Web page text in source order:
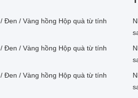
Đen / Vàng hồng Hộp quà từ tính
Đen / Vàng hồng Hộp quà từ tính
Đen / Vàng hồng Hộp quà từ tính